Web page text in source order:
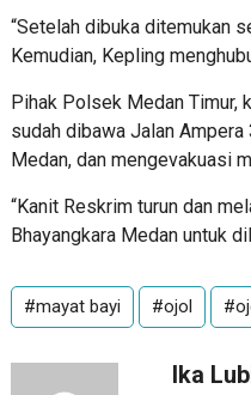
“Setelah dibuka ditemukan
Kemudian, Kepling
Pihak Polsek Medan Timur,
sudah dibawa Jalan Ampera
Medan, dan mengevakuasi
“Kanit Reskrim turun dan
Bhayangkara Medan untuk
#mayat bayi #ojol
Ika